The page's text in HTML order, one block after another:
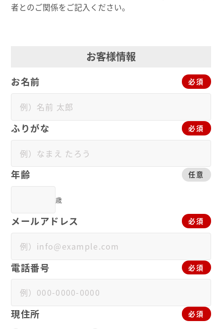
者とのご関係をご記入ください。
お客様情報
必須
お名前
必須
ふりがな
任意
年齢
歳
必須
メールアドレス
必須
電話番号
必須
現住所